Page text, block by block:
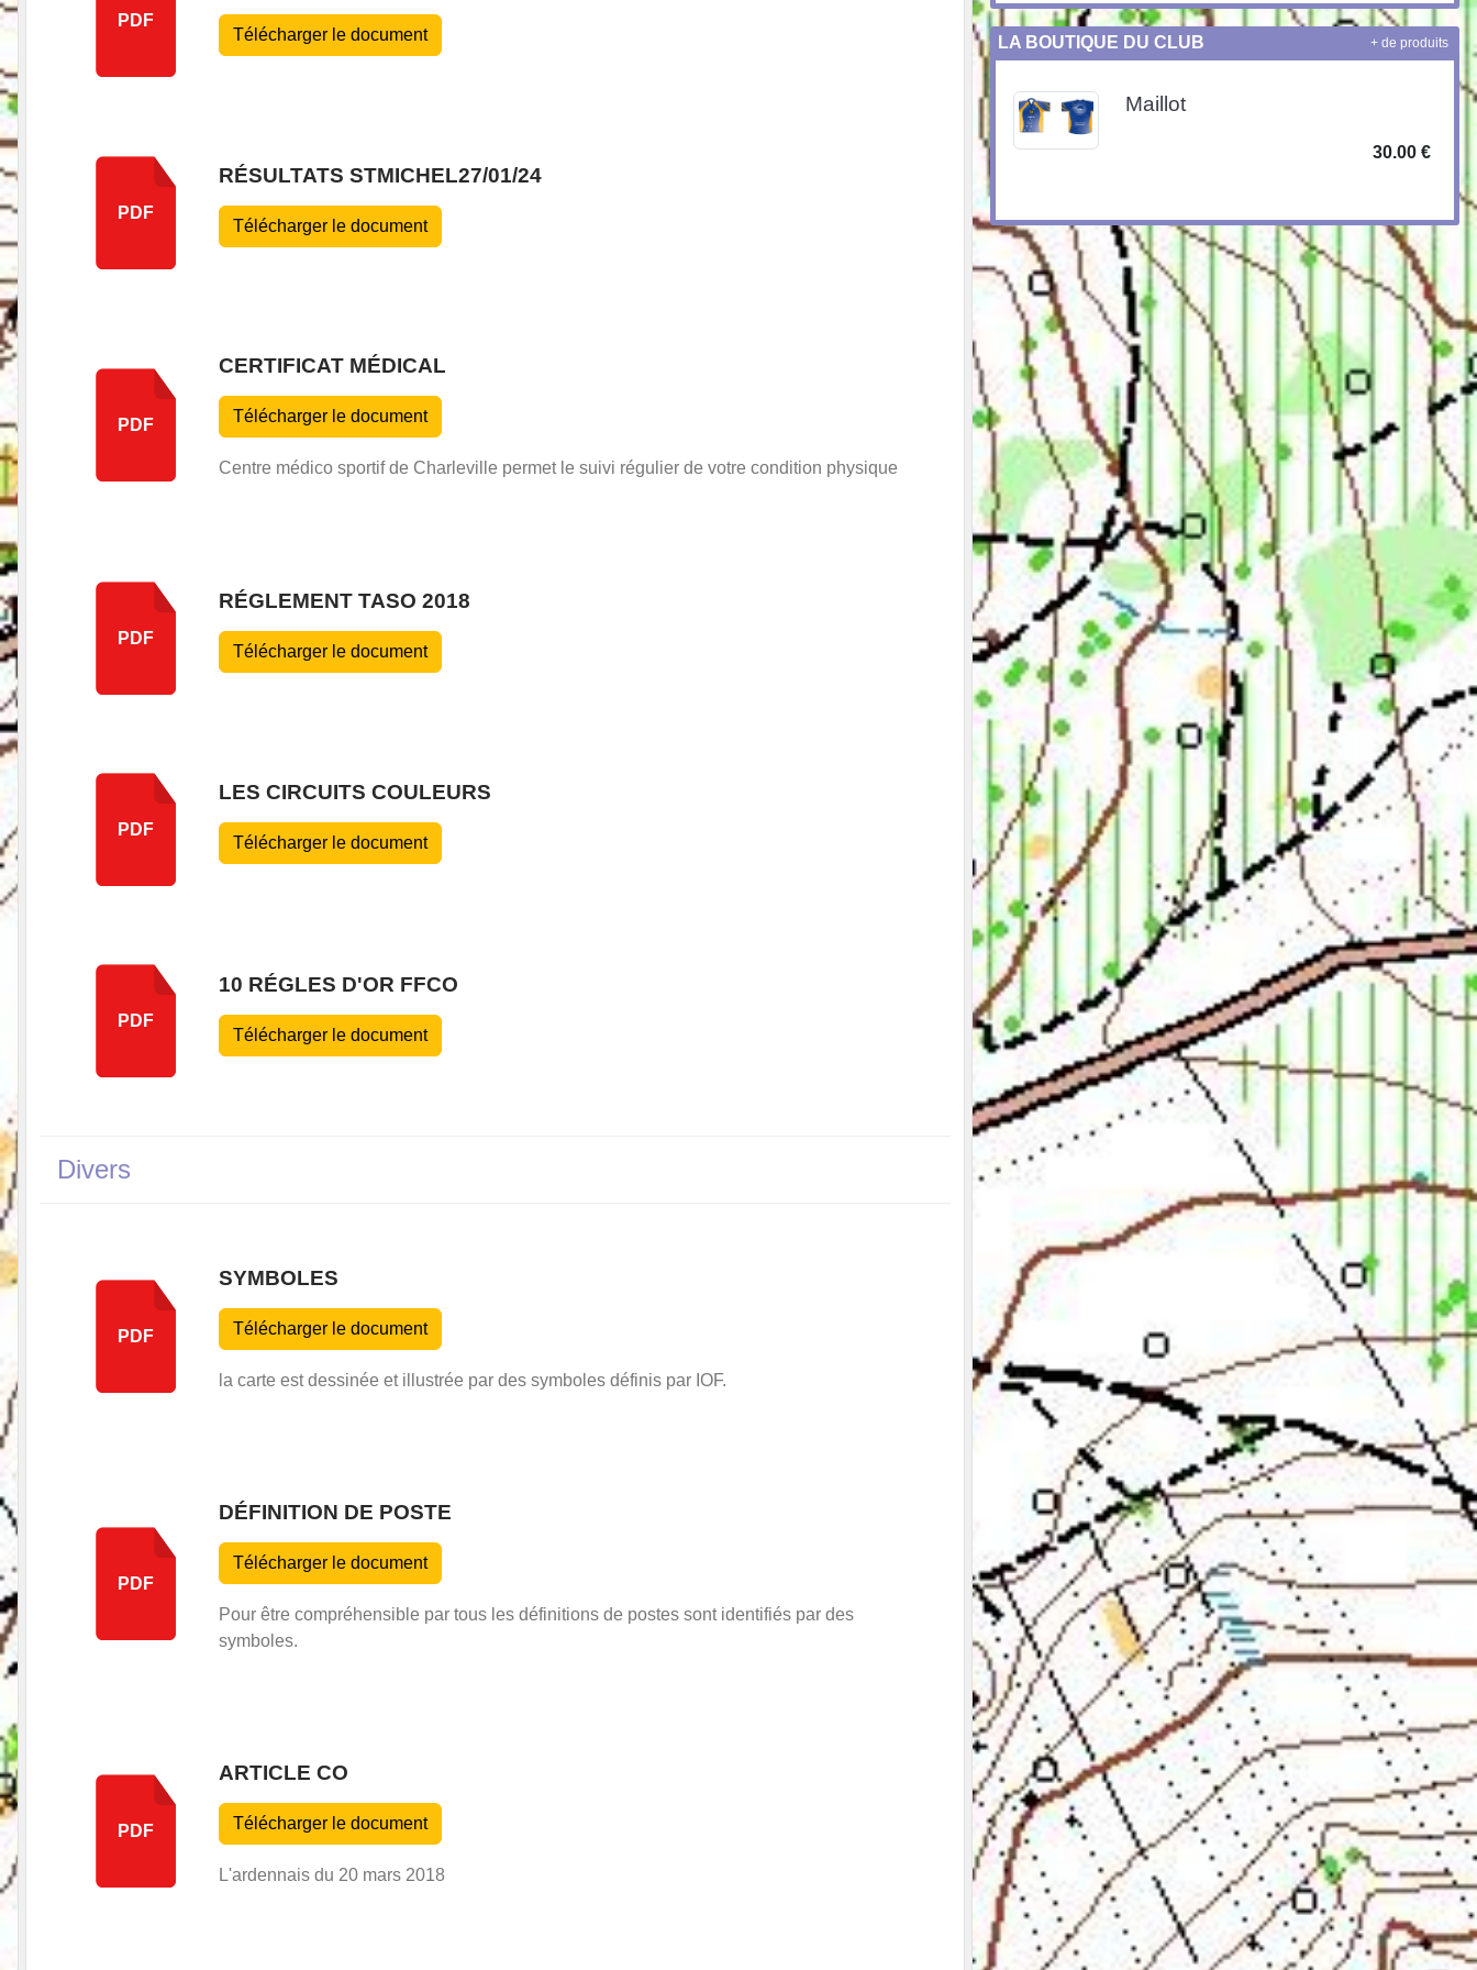
PDF
Télécharger le document
PDF
RÉSULTATS STMICHEL27/01/24
Télécharger le document
PDF
CERTIFICAT MÉDICAL
Télécharger le document
Centre médico sportif de Charleville permet le suivi régulier de votre condition physique
PDF
RÉGLEMENT TASO 2018
Télécharger le document
PDF
LES CIRCUITS COULEURS
Télécharger le document
PDF
10 RÉGLES D'OR FFCO
Télécharger le document
Divers
PDF
SYMBOLES
Télécharger le document
la carte est dessinée et illustrée par des symboles définis par IOF.
PDF
DÉFINITION DE POSTE
Télécharger le document
Pour être compréhensible par tous les définitions de postes sont identifiés par des
symboles.
PDF
ARTICLE CO
Télécharger le document
L'ardennais du 20 mars 2018
LA BOUTIQUE DU CLUB
Maillot
30.00 €
+ de produits